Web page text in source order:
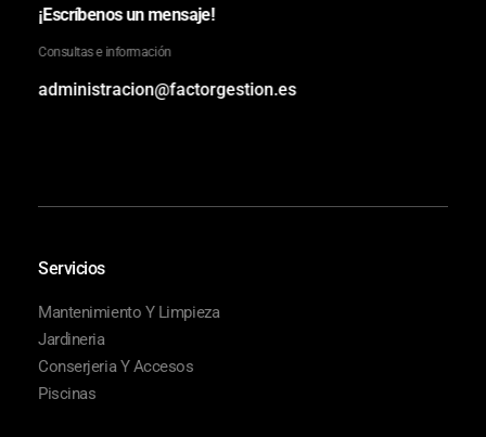
¡Escríbenos un mensaje!
Consultas e información
administracion@factorgestion.es
Servicios
Mantenimiento Y Limpieza
Jardineria
Conserjeria Y Accesos
Piscinas